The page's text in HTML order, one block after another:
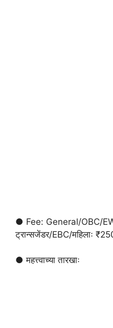
● Fee: General/OBC/
ट्रान्सजेंडर/EBC/महिलाः
● महत्त्वाच्या तारखाः